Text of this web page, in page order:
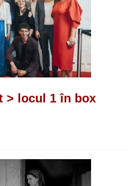
> locul 1 în box